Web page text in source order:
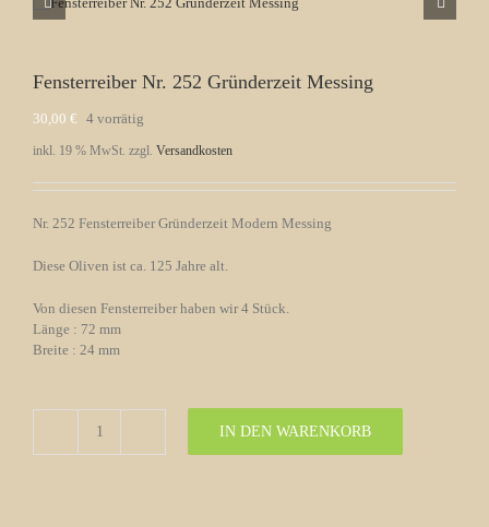
Fensterreiber Nr. 252 Gründerzeit Messing
30,00 € 4 vorrätig
inkl. 19 % MwSt. zzgl. Versandkosten
Nr. 252 Fensterreiber Gründerzeit Modern Messing
Diese Oliven ist ca. 125 Jahre alt.
Von diesen Fensterreiber haben wir 4 Stück.
Länge : 72 mm
Breite : 24 mm
Fensterreiber
IN DEN WARENKORB